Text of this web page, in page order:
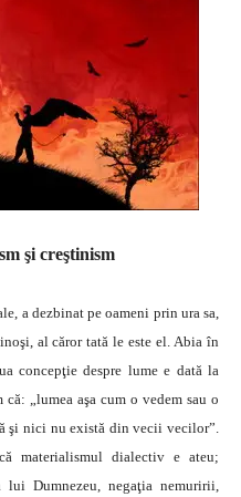
şi creştinism
a dezbinat pe oameni prin ura sa,
al căror tată le este el. Abia în
concepţie despre lume e dată la
„lumea aşa cum o vedem sau o
şi nici nu există din vecii vecilor”.
materialismul dialectiv e ateu;
lui Dumnezeu, negaţia nemuririi,